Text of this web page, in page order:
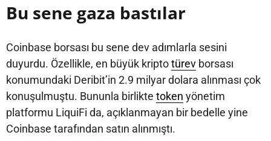
Bu sene gaza bastılar
Coinbase borsası bu sene dev adımlarla sesini
duyurdu. Özellikle, en büyük kriptotürev borsası
konumundaki Deribit’in 2.9 milyar dolara alınması çok
konuşulmuştu. Bununla birlikte token yönetim
platformu LiquiFi da, açıklanmayan bir bedelle yine
Coinbase tarafından satın alınmıştı.